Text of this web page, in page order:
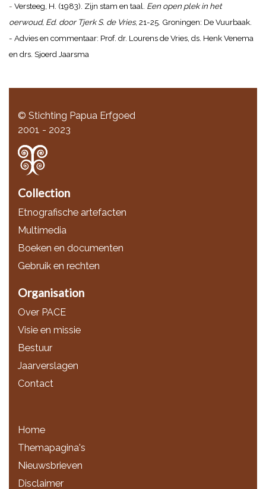
- Versteeg, H. (1983). Zijn stam en taal. Een open plek in het
oerwoud, Ed. door Tjerk S. de Vries, 21-25. Groningen: De Vuurbaak.
- Advies en commentaar: Prof. dr. Lourens de Vries, ds. Henk Venema
en drs. Sjoerd Jaarsma
© Stichting Papua Erfgoed
2001 - 2023
Collection
Etnografische artefacten
Multimedia
Boeken en documenten
Gebruik en rechten
Organisation
Over PACE
Visie en missie
Bestuur
Jaarverslagen
Contact
Home
Themapagina's
Nieuwsbrieven
Disclaimer